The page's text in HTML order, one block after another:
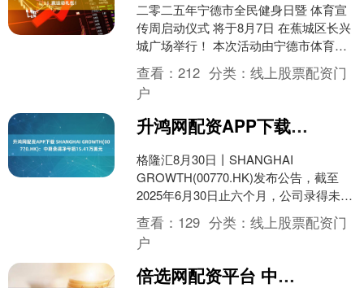
二零二五年宁德市全民健身日暨 体育宣
传周启动仪式 将于8月7日 在蕉城区长兴
城广场举行！ 本次活动由宁德市体育局
主办，以全民健身，你我同行为主题口
号，融合趣味运....
查看：212 分类：线上股票配资门
户
升鸿网配资APP下载 SHANGHAI GROWTH(00770.HK)：中期录得净亏损15.41万美元
格隆汇8月30日丨SHANGHAI
GROWTH(00770.HK)发布公告，截至
2025年6月30日止六个月，公司录得未经
审核净亏损15.41万美元(截至20....
查看： 129 分类：线上股票配资门
户
倍选网配资平台 中金：看好在三重催化共振下锂电板块的春季攻势